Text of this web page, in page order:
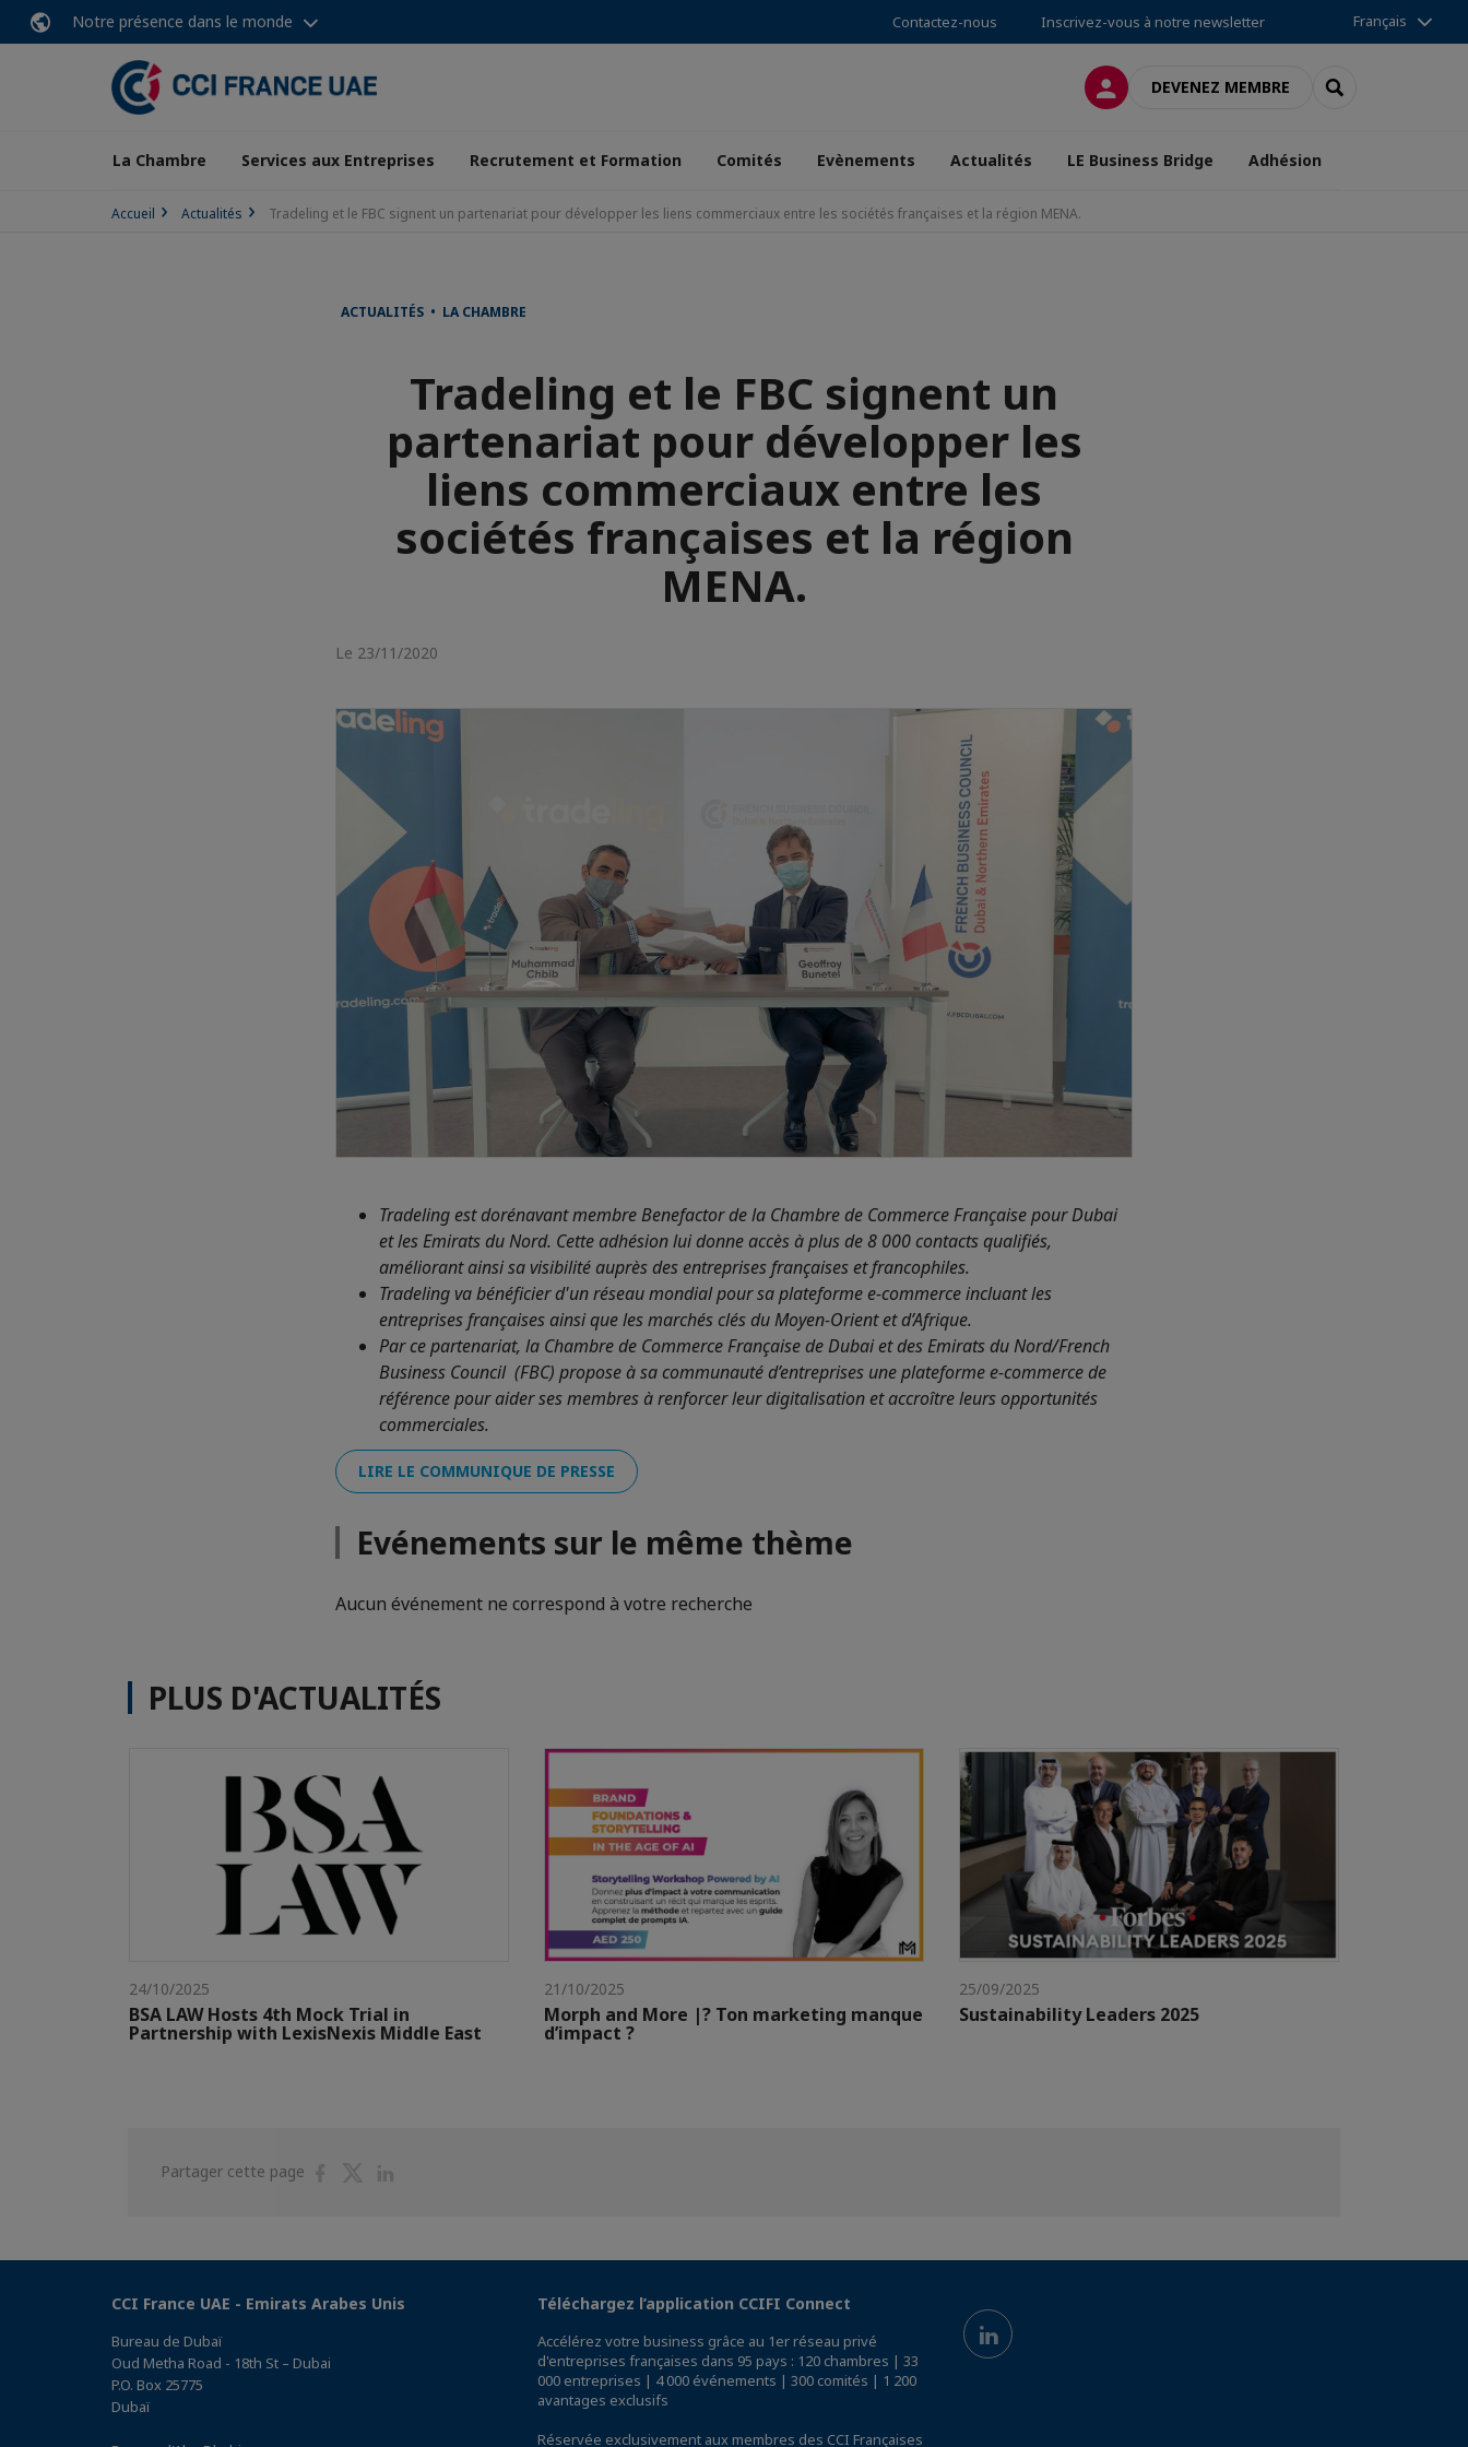
Notre présence dans le monde Contactez-nous Inscrivez-vous à notre newsletter Français
CONNEXIONDEVENEZ MEMBRE RECHERCHER
La Chambre Services aux Entreprises Recrutement et Formation Comités Evènements Actualités LE Business Bridge Adhésion
Accueil Actualités Tradeling et le FBC signent un partenariat pour développer les liens commerciaux entre les sociétés françaises et la région MENA.
ACTUALITÉS • LA CHAMBRE
Tradeling et le FBC signent un
partenariat pour développer les
liens commerciaux entre les
sociétés françaises et la région
MENA.
Le 23/11/2020
Tradeling est dorénavant membre Benefactor de la Chambre de Commerce Française pour Dubai
et les Emirats du Nord. Cette adhésion lui donne accès à plus de 8 000 contacts qualifiés,
améliorant ainsi sa visibilité auprès des entreprises françaises et francophiles.
Tradeling va bénéficier d'un réseau mondial pour sa plateforme e-commerce incluant les
entreprises françaises ainsi que les marchés clés du Moyen-Orient et d’Afrique.
Par ce partenariat, la Chambre de Commerce Française de Dubai et des Emirats du Nord/French
Business Council (FBC) propose à sa communauté d’entreprises une plateforme e-commerce de
référence pour aider ses membres à renforcer leur digitalisation et accroître leurs opportunités
commerciales.
LIRE LE COMMUNIQUE DE PRESSE
Evénements sur le même thème
Aucun événement ne correspond à votre recherche
PLUS D'ACTUALITÉS
24/10/2025
BSA LAW Hosts 4th Mock Trial in
Partnership with LexisNexis Middle East
21/10/2025
Morph and More |? Ton marketing manque
d’impact ?
25/09/2025
Sustainability Leaders 2025
Partager cette page
PartagerPartager
CCI France UAE - Emirats Arabes Unis
Bureau de Dubaï
Oud Metha Road - 18th St – Dubai
P.O. Box 25775
Dubaï
Téléchargez l’application CCIFI Connect
Accélérez votre business grâce au 1er réseau privé
d'entreprises françaises dans 95 pays : 120 chambres | 33
000 entreprises | 4 000 événements | 300 comités | 1 200
avantages exclusifs
Réservée exclusivement aux membres des CCI Françaises